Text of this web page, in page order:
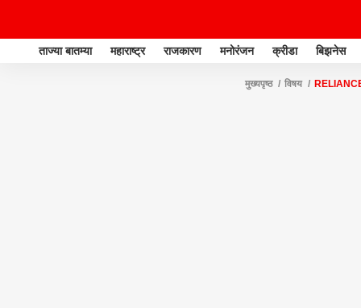
ताज्या बातम्या महाराष्ट्र राजकारण मनोरंजन क्रीडा बिझनेस
मुख्यपृष्ठ विषय